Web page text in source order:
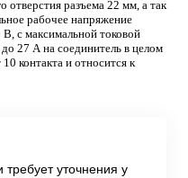
отверстия разъема 22 мм, а так
рабочее напряжение
с максимальной токовой
27 А на соединитель в целом
контакта и относится к
уточнения у